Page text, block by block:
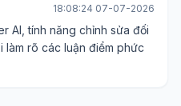
18:08:24 07-07-2026
AI, tính năng chỉnh sửa đối
làm rõ các luận điểm phức